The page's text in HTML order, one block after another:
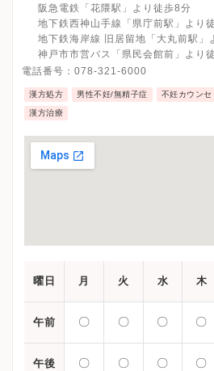
阪急電鉄「花隈駅」より徒歩8分
地下鉄西神山手線「県庁前駅」より
地下鉄海岸線 旧居留地「大丸前駅」
神戸市市営バス「県民会館前」より
電話番号： 078-321-6000
漢方処方 男性不妊/無精子症 不妊カウンセ
漢方治療
曜日 月 火 水 木
午前 〇 〇 〇 〇
午後 〇 〇 〇 〇